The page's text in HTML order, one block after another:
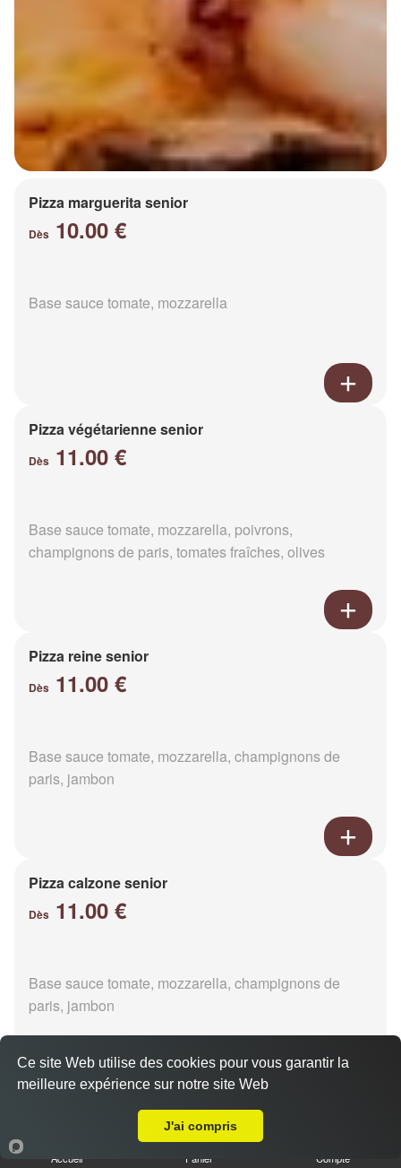
Pizza marguerita senior
Dès 10.00 €
Base sauce tomate, mozzarella
Pizza végétarienne senior
Dès 11.00 €
Base sauce tomate, mozzarella, poivrons,
champignons de paris, tomates fraîches, olives
Pizza reine senior
Dès 11.00 €
Base sauce tomate, mozzarella, champignons de
paris, jambon
Pizza calzone senior
Dès 11.00 €
Base sauce tomate, mozzarella, champignons de
paris, jambon
Pizza 4 fromages senior
Accueil Panier Compte
Ce site Web utilise des cookies pour vous garantir la
meilleure expérience sur notre site Web
J'ai compris